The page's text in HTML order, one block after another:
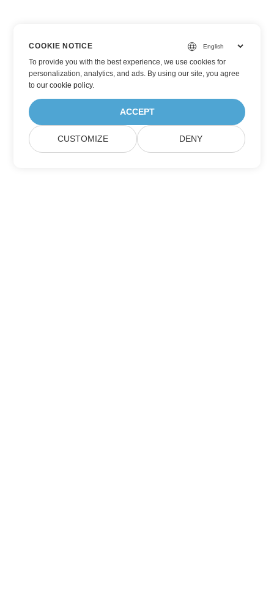
COOKIE NOTICE
To provide you with the best experience, we use cookies for
personalization, analytics, and ads. By using our site, you agree
toour cookie policy.
ACCEPT
CUSTOMIZE DENY